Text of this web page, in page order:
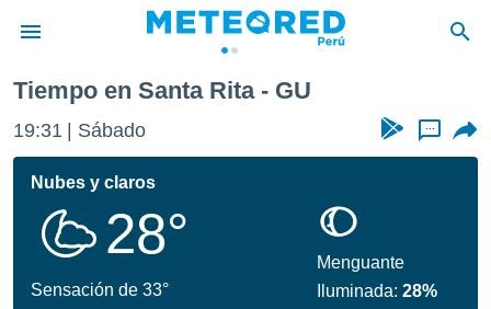
de
ha sido
calidad.
a este
Tiempo en Santa Rita - GU
19:31 Sábado ...
Nubes y claros
28°
Sensación de 33°
Menguante
Iluminada:28%